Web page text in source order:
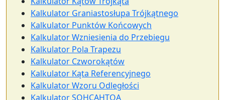
Kalkulator Graniastosłupa Trójkątnego
Kalkulator Punktów Końcowych
Kalkulator Wzniesienia do Przebiegu
Kalkulator Pola Trapezu
Kalkulator Czworokątów
Kalkulator Kąta Referencyjnego
Kalkulator Wzoru Odległości
Kalkulator SOHCAHTOA